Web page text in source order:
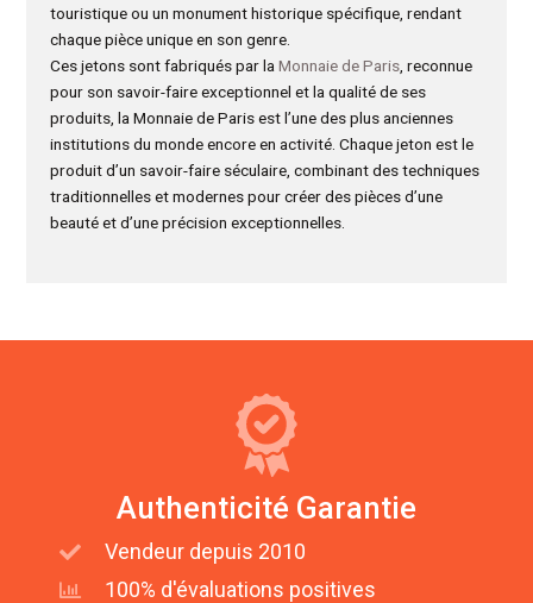
touristique ou un monument historique spécifique, rendant
chaque pièce unique en son genre.
Ces jetons sont fabriqués par laMonnaie de Paris, reconnue
pour son savoir-faire exceptionnel et la qualité de ses
produits, la Monnaie de Paris est l’une des plus anciennes
institutions du monde encore en activité. Chaque jeton est le
produit d’un savoir-faire séculaire, combinant des techniques
traditionnelles et modernes pour créer des pièces d’une
beauté et d’une précision exceptionnelles.
Authenticité Garantie
Vendeur depuis 2010
100% d'évaluations positives